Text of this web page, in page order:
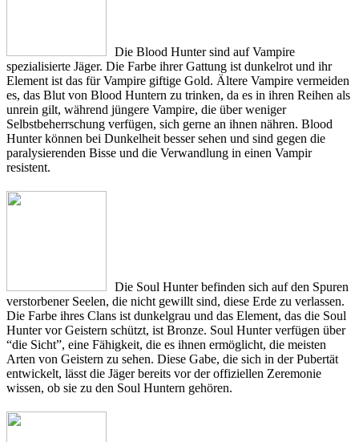
Die Blood Hunter sind auf Vampire
spezialisierte Jäger. Die Farbe ihrer Gattung ist dunkelrot und ihr
Element ist das für Vampire giftige Gold. Ältere Vampire vermeiden
es, das Blut von Blood Huntern zu trinken, da es in ihren Reihen als
unrein gilt, während jüngere Vampire, die über weniger
Selbstbeherrschung verfügen, sich gerne an ihnen nähren. Blood
Hunter können bei Dunkelheit besser sehen und sind gegen die
paralysierenden Bisse und die Verwandlung in einen Vampir
resistent.
Die Soul Hunter befinden sich auf den Spuren
verstorbener Seelen, die nicht gewillt sind, diese Erde zu verlassen.
Die Farbe ihres Clans ist dunkelgrau und das Element, das die Soul
Hunter vor Geistern schützt, ist Bronze. Soul Hunter verfügen über
“die Sicht”, eine Fähigkeit, die es ihnen ermöglicht, die meisten
Arten von Geistern zu sehen. Diese Gabe, die sich in der Pubertät
entwickelt, lässt die Jäger bereits vor der offiziellen Zeremonie
wissen, ob sie zu den Soul Huntern gehören.